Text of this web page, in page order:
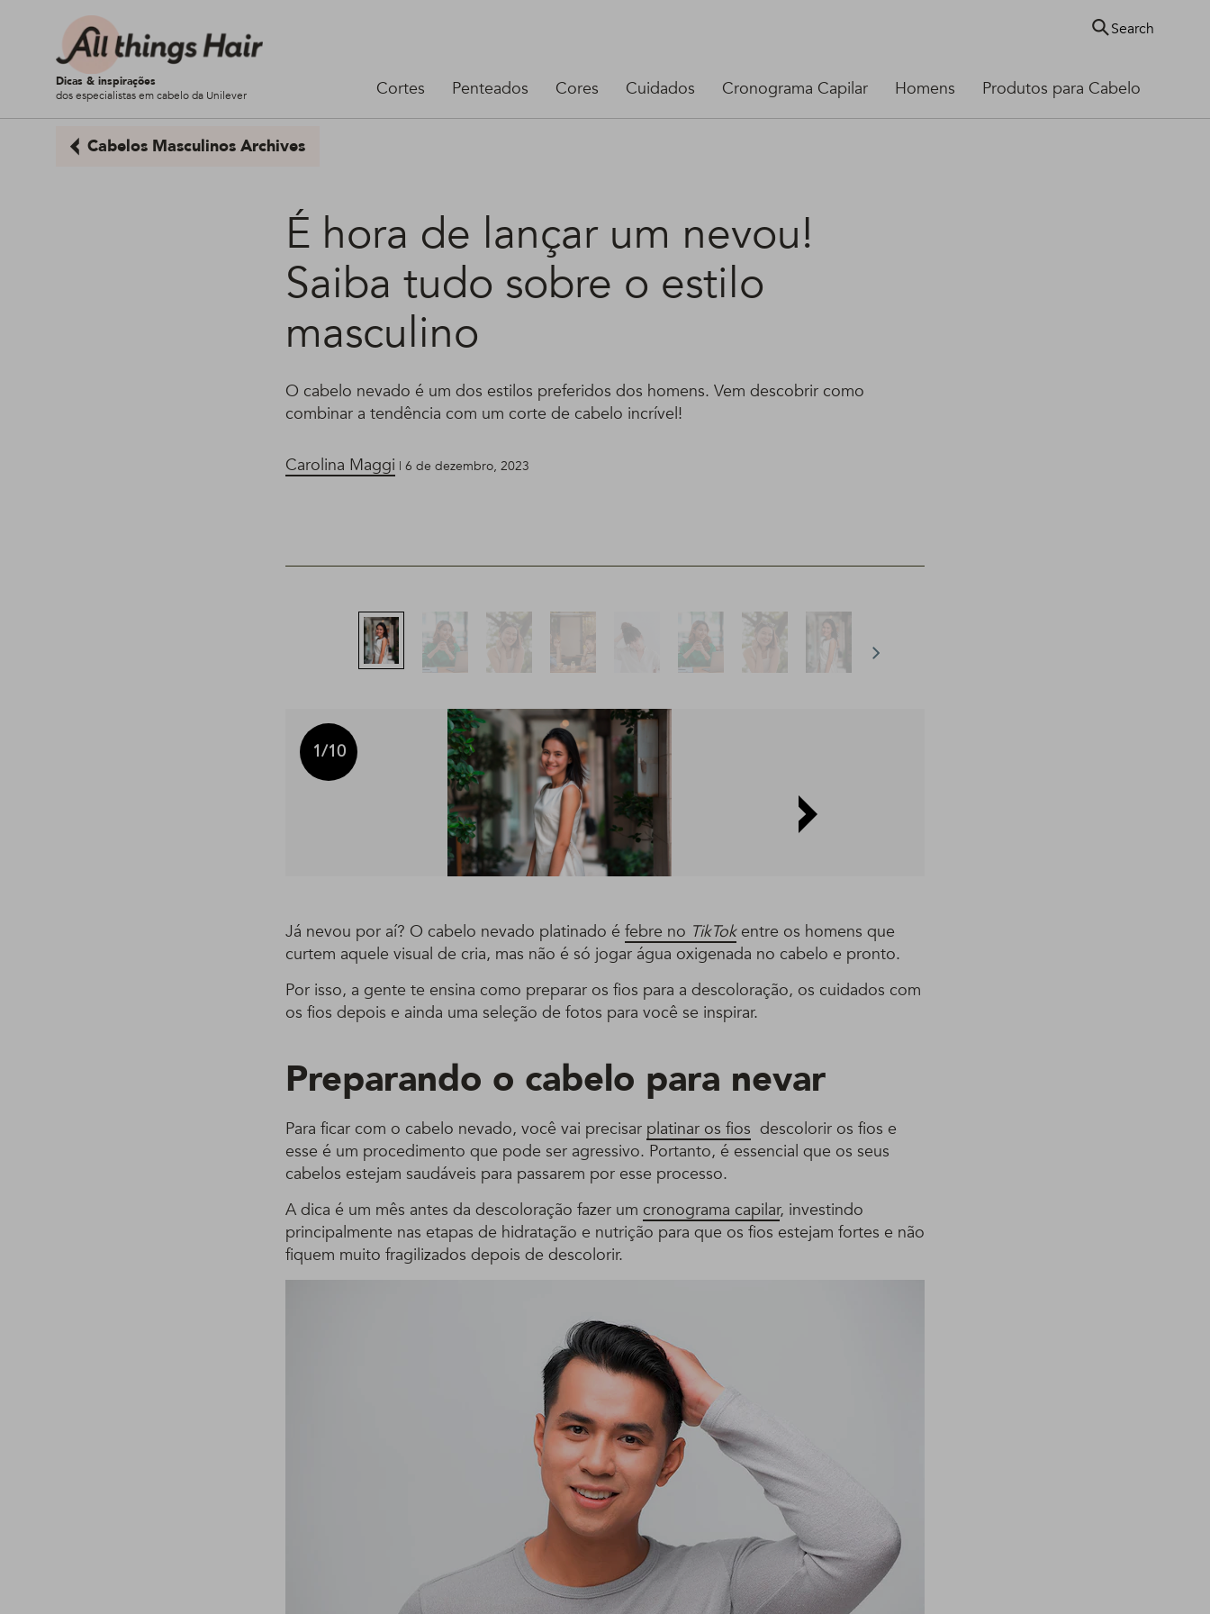
Dicas & inspirações
dos especialistas em cabelo da Unilever
Cortes Penteados Cores Cuidados Cronograma Capilar Homens Produtos para Cabelo
Search
Cabelos Masculinos Archives
É hora de lançar um nevou!
Saiba tudo sobre o estilo
masculino
O cabelo nevado é um dos estilos preferidos dos homens. Vem descobrir como
combinar a tendência com um corte de cabelo incrível!
Carolina Maggi | 6 de dezembro, 2023
1/10
Já nevou por aí? O cabelo nevado platinado é febre no TikTokentre os homens que
curtem aquele visual de cria, mas não é só jogar água oxigenada no cabelo e pronto.
Por isso, a gente te ensina como preparar os fios para a descoloração, os cuidados com
os fios depois e ainda uma seleção de fotos para você se inspirar.
Preparando o cabelo para nevar
Para ficar com o cabelo nevado, você vai precisar platinar os fios descolorir os fios e
esse é um procedimento que pode ser agressivo. Portanto, é essencial que os seus
cabelos estejam saudáveis para passarem por esse processo.
A dica é um mês antes da descoloração fazer um cronograma capilar, investindo
principalmente nas etapas de hidratação e nutrição para que os fios estejam fortes e não
fiquem muito fragilizados depois de descolorir.